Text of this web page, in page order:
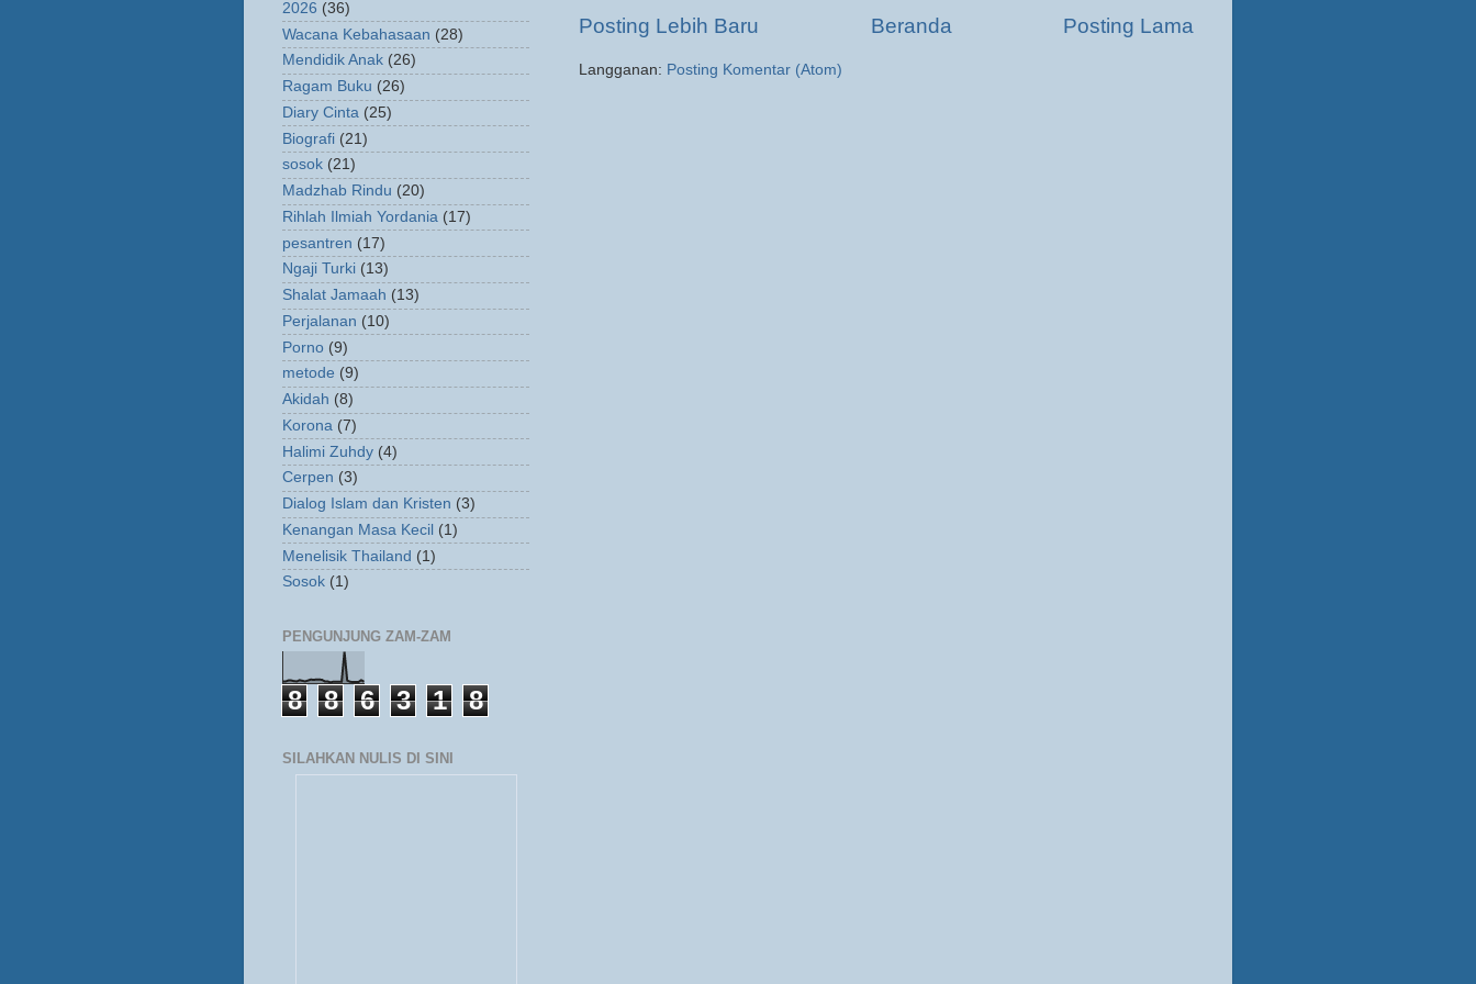
Posting Lebih Baru Posting Lama
Beranda
Langganan: Posting Komentar (Atom)
2026 (36)
Wacana Kebahasaan (28)
Mendidik Anak (26)
Ragam Buku (26)
Diary Cinta (25)
Biografi (21)
sosok (21)
Madzhab Rindu (20)
Rihlah Ilmiah Yordania (17)
pesantren (17)
Ngaji Turki (13)
Shalat Jamaah (13)
Perjalanan (10)
Porno (9)
metode (9)
Akidah (8)
Korona (7)
Halimi Zuhdy (4)
Cerpen (3)
Dialog Islam dan Kristen (3)
Kenangan Masa Kecil (1)
Menelisik Thailand (1)
Sosok (1)
PENGUNJUNG ZAM-ZAM
8 8 6 3 1 8
SILAHKAN NULIS DI SINI